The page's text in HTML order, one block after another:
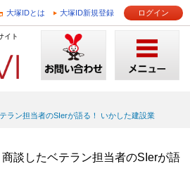
大塚IDとは 大塚ID新規登録 ログイン
イト
ラン担当者のSIerが語る！ いかした建設業
談したベテラン担当者のSIerが語